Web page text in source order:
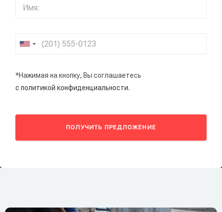
*Нажимая на кнопку, Вы соглашаетесь
с политикой конфиденциальности.
ПОЛУЧИТЬ ПРЕДЛОЖЕНИЕ